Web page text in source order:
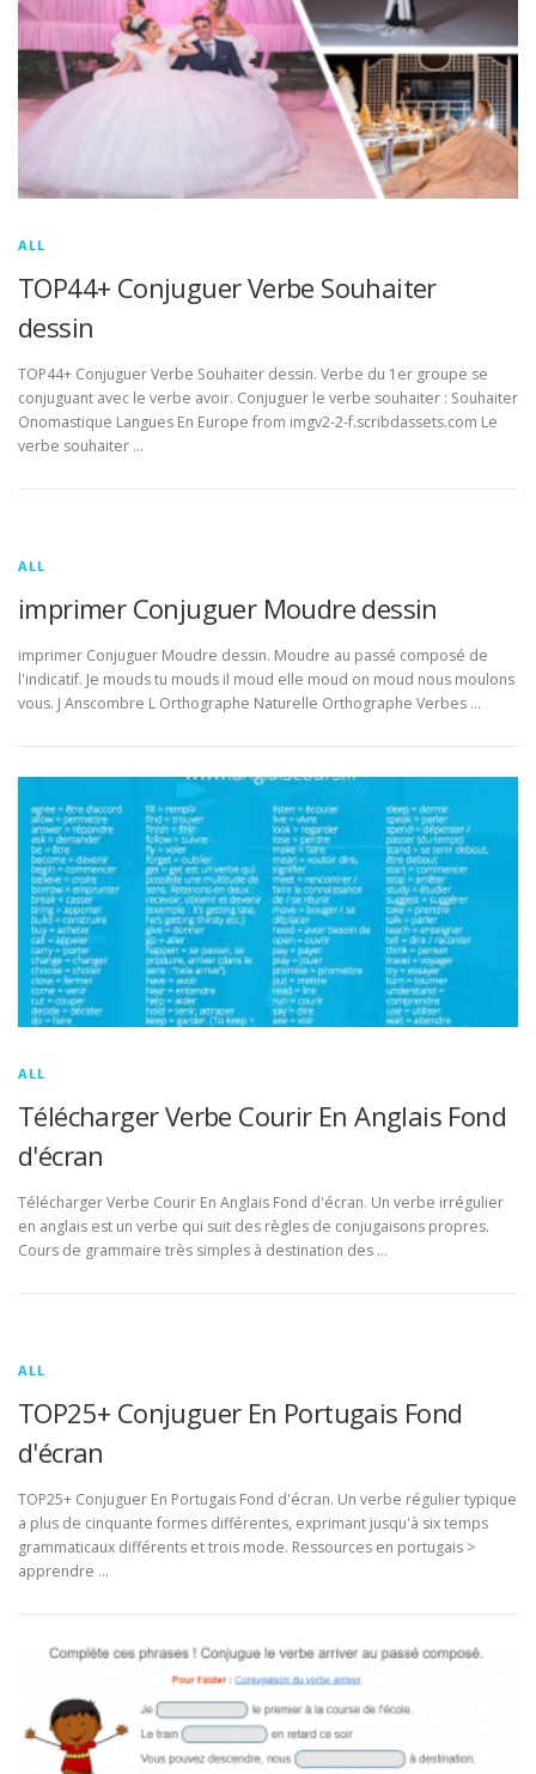
ALL
TOP44+ Conjuguer Verbe Souhaiter
dessin
TOP44+ Conjuguer Verbe Souhaiter dessin. Verbe du 1er groupe se
conjuguant avec le verbe avoir. Conjuguer le verbe souhaiter : Souhaiter
Onomastique Langues En Europe from imgv2-2-f.scribdassets.com Le
verbe souhaiter …
ALL
imprimer Conjuguer Moudre dessin
imprimer Conjuguer Moudre dessin. Moudre au passé composé de
l'indicatif. Je mouds tu mouds il moud elle moud on moud nous moulons
vous. J Anscombre L Orthographe Naturelle Orthographe Verbes …
ALL
Télécharger Verbe Courir En Anglais Fond
d'écran
Télécharger Verbe Courir En Anglais Fond d'écran. Un verbe irrégulier
en anglais est un verbe qui suit des règles de conjugaisons propres.
Cours de grammaire très simples à destination des …
ALL
TOP25+ Conjuguer En Portugais Fond
d'écran
TOP25+ Conjuguer En Portugais Fond d'écran. Un verbe régulier typique
a plus de cinquante formes différentes, exprimant jusqu'à six temps
grammaticaux différents et trois mode. Ressources en portugais >
apprendre …